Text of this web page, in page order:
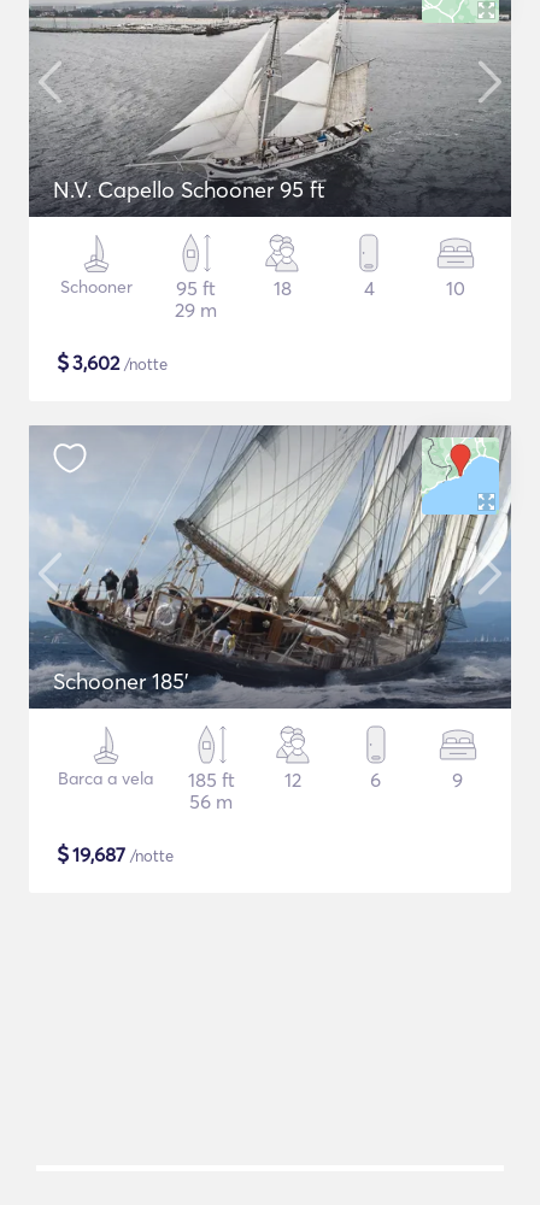
N.V. Capello Schooner 95 ft
Schooner
95 ft
29 m
18 4 10
$3,602/notte
Schooner 185'
Barca a vela
185 ft
56 m
12 6 9
$19,687 /notte